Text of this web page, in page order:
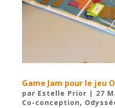
Game Jam pour le jeu
par Estelle Prior | 27
Co-conception,